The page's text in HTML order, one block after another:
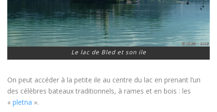
Le lac de Bled et son ile
On peut accéder à la petite ile au centre du lac en prenant l’un
des célèbres bateaux traditionnels, à rames et en bois : les
« pletna ».